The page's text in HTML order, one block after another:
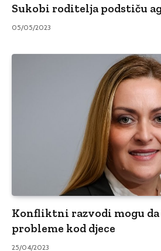
Sukobi roditelja podstiču
05/05/2023
Konfliktni razvodi mogu
probleme kod djece
25/04/2023